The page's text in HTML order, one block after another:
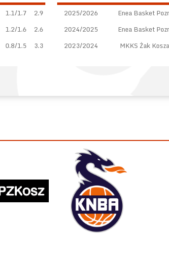
2025/2026 Enea Basket
2024/2025
Enea Basket
2023/2024
MKKS Żak
1.1/1.7
2.9
1.2/1.6
2.6
0.8/1.5 3.3